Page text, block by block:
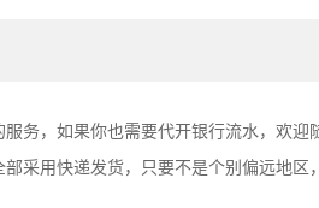
务，如果你也需要代开银行流水，欢
采用快递发货，只要不是个别偏远地区